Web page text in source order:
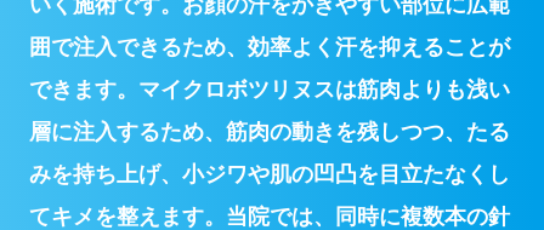
囲で注入できるため、効率よく汗を抑えることが
できます。マイクロボツリヌスは筋肉よりも浅い
層に注入するため、筋肉の動きを残しつつ、たる
みを持ち上げ、小ジワや肌の凹凸を目立たなくし
てキメを整えます。当院では、同時に複数本の針